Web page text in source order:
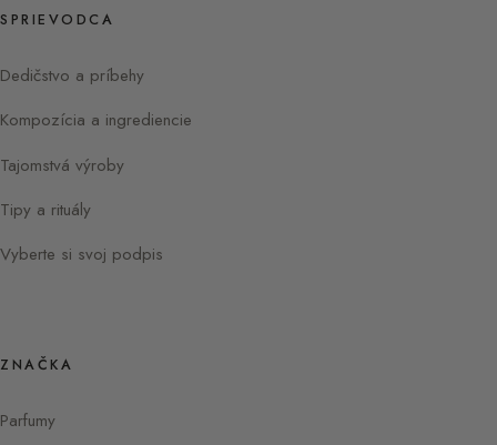
SPRIEVODCA
Dedičstvo a príbehy
Kompozícia a ingrediencie
Tajomstvá výroby
Tipy a rituály
Vyberte si svoj podpis
ZNAČKA
Parfumy